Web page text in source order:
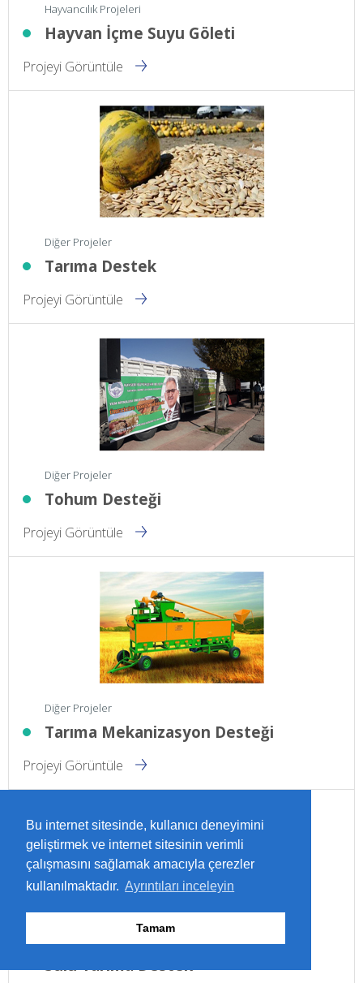
Bu internet sitesinde, kullanıcı deneyimini
geliştirmek ve internet sitesinin verimli
çalışmasını sağlamak amacıyla çerezler
kullanılmaktadır. Ayrıntıları inceleyin
Tamam
Hayvancılık Projeleri
Hayvan İçme Suyu Göleti
Projeyi Görüntüle
Diğer Projeler
Tarıma Destek
Projeyi Görüntüle
Diğer Projeler
Tohum Desteği
Projeyi Görüntüle
Diğer Projeler
Tarıma Mekanizasyon Desteği
Projeyi Görüntüle
Diğer Projeler